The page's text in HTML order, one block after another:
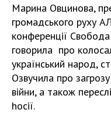
Марина Овцинова,
громадського руху
конференції
говорила про
український народ,
Озвучила про
війни, а також
hосії.